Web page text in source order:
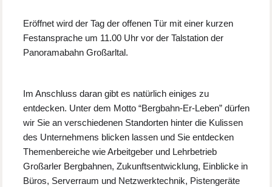
Eröffnet wird der Tag der offenen Tür mit einer kurzen
Festansprache um 11.00 Uhr vor der Talstation der
Panoramabahn Großarltal.
Im Anschluss daran gibt es natürlich einiges zu
entdecken. Unter dem Motto “Bergbahn-Er-Leben” dürfen
wir Sie an verschiedenen Standorten hinter die Kulissen
des Unternehmens blicken lassen und Sie entdecken
Themenbereiche wie Arbeitgeber und Lehrbetrieb
Großarler Bergbahnen, Zukunftsentwicklung, Einblicke in
Büros, Serverraum und Netzwerktechnik, Pistengeräte